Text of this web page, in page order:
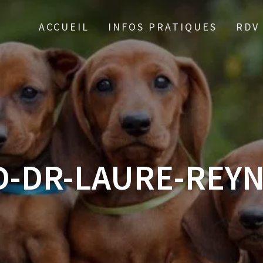
ACCUEIL INFOS PRATIQUES
DR-LAURE-